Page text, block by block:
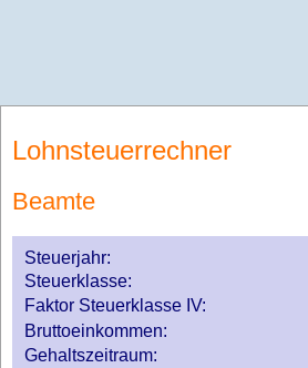
Lohnsteuerrechner
Beamte
Steuerjahr:
Steuerklasse:
Faktor Steuerklasse IV:
Bruttoeinkommen:
Gehaltszeitraum: